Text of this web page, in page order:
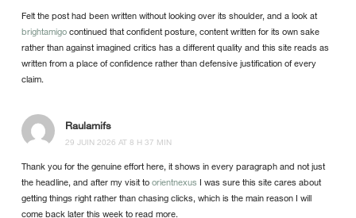
Felt the post had been written without looking over its shoulder, and a look at
brightamigocontinued that confident posture, content written for its own sake
rather than against imagined critics has a different quality and this site reads as
written from a place of confidence rather than defensive justification of every
claim.
Raulamifs
29 JUIN 2026 AT 8 H 37 MIN
Thank you for the genuine effort here, it shows in every paragraph and not just
the headline, and after my visit to orientnexus I was sure this site cares about
getting things right rather than chasing clicks, which is the main reason I will
come back later this week to read more.